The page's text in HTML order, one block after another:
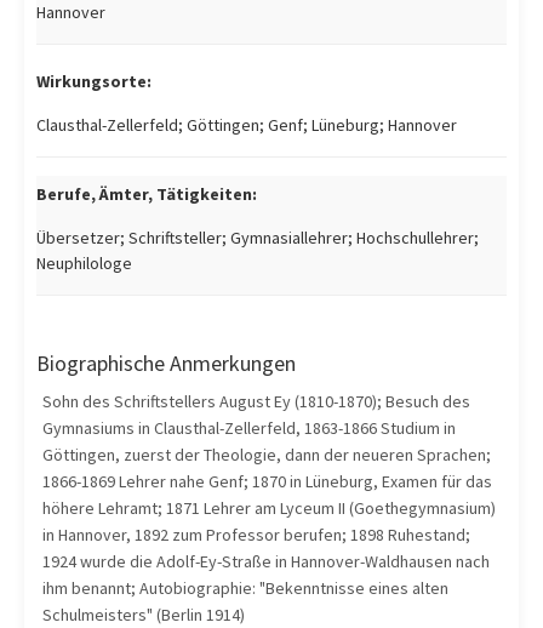
Hannover
Wirkungsorte:
Clausthal-Zellerfeld; Göttingen; Genf; Lüneburg; Hannover
Berufe, Ämter, Tätigkeiten:
Übersetzer; Schriftsteller; Gymnasiallehrer; Hochschullehrer;
Neuphilologe
Biographische Anmerkungen
Sohn des Schriftstellers August Ey (1810-1870); Besuch des
Gymnasiums in Clausthal-Zellerfeld, 1863-1866 Studium in
Göttingen, zuerst der Theologie, dann der neueren Sprachen;
1866-1869 Lehrer nahe Genf; 1870 in Lüneburg, Examen für das
höhere Lehramt; 1871 Lehrer am Lyceum II (Goethegymnasium)
in Hannover, 1892 zum Professor berufen; 1898 Ruhestand;
1924 wurde die Adolf-Ey-Straße in Hannover-Waldhausen nach
ihm benannt; Autobiographie: "Bekenntnisse eines alten
Schulmeisters" (Berlin 1914)